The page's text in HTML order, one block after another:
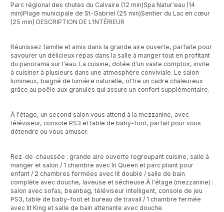
Parc régional des chutes du Calvaire (12 min)Spa Natur'eau (14
min)Plage municipale de St-Gabriel (25 min)Sentier du Lac en cœur
(25 min) DESCRIPTION DE L'INTÉRIEUR
Réunissez famille et amis dans la grande aire ouverte, parfaite pour
savourer un délicieux repas dans la salle à manger tout en profitant
du panorama sur l'eau. La cuisine, dotée d'un vaste comptoir, invite
à cuisiner à plusieurs dans une atmosphère conviviale. Le salon
lumineux, baigné de lumière naturelle, offre un cadre chaleureux
grâce au poêle aux granules qui assure un confort supplémentaire.
À l'étage, un second salon vous attend à la mezzanine, avec
téléviseur, console PS3 et table de baby-foot, parfait pour vous
détendre ou vous amuser.
Rez-de-chaussée : grande aire ouverte regroupant cuisine, salle à
manger et salon / 1 chambre avec lit Queen et parc pliant pour
enfant / 2 chambres fermées avec lit double / salle de bain
complète avec douche, laveuse et sécheuse.À l'étage (mezzanine) :
salon avec sofas, beanbag, téléviseur intelligent, console de jeu
PS3, table de baby-foot et bureau de travail / 1 chambre fermée
avec lit King et salle de bain attenante avec douche.